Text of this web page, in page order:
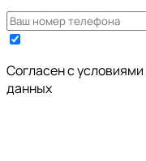
Cогласен с условиями
данных